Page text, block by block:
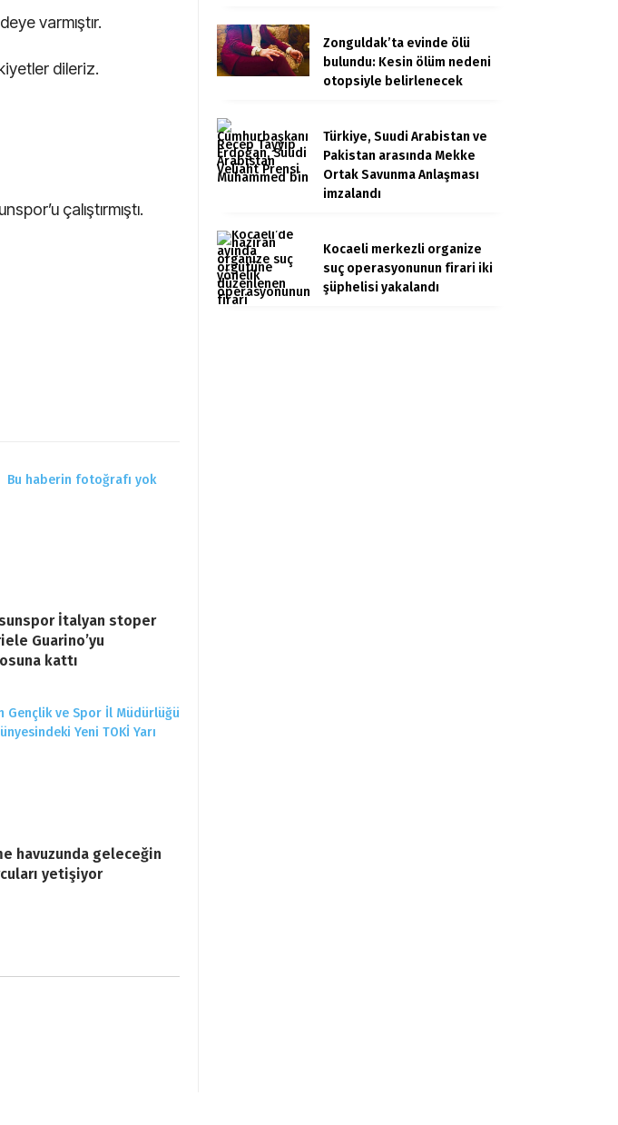
varmıştır.
dileriz.
çalıştırmıştı.
İtalyan stoper
Guarino’yu
kattı
havuzunda geleceğin
yetişiyor
Zonguldak’ta evinde ölü
bulundu: Kesin ölüm nedeni
otopsiyle belirlenecek
Türkiye, Suudi Arabistan ve
Pakistan arasında Mekke
Ortak Savunma Anlaşması
imzalandı
Kocaeli merkezli organize
suç operasyonunun firari iki
şüphelisi yakalandı